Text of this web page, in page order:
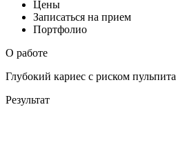
Цены
Записаться на прием
Портфолио
О работе
Глубокий кариес с риском
Результат